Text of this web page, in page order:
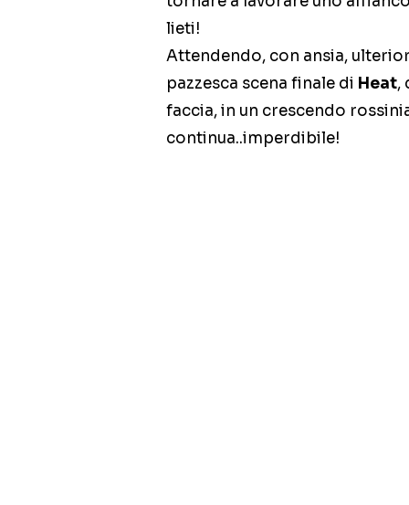
lieti!
Attendendo, con ansia,
pazzesca scena finale di Heat,
faccia, in un crescendo
continua..imperdibile!